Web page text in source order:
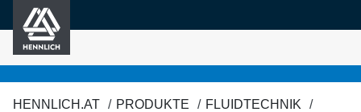
springen
HENNLICH.AT PRODUKTE
FLUIDTECHNIK